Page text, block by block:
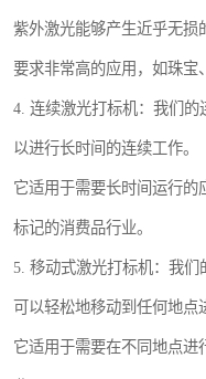
紫外激光能够产生近乎无损
要求非常高的应用，如珠宝
4. 连续激光打标机：我们的
以进行长时间的连续工作。
它适用于需要长时间运行的
标记的消费品行业。
5. 移动式激光打标机：我们
可以轻松地移动到任何地点
它适用于需要在不同地点进